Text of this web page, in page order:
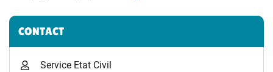
Informations complémentaires
CONTACT
Service Etat Civil